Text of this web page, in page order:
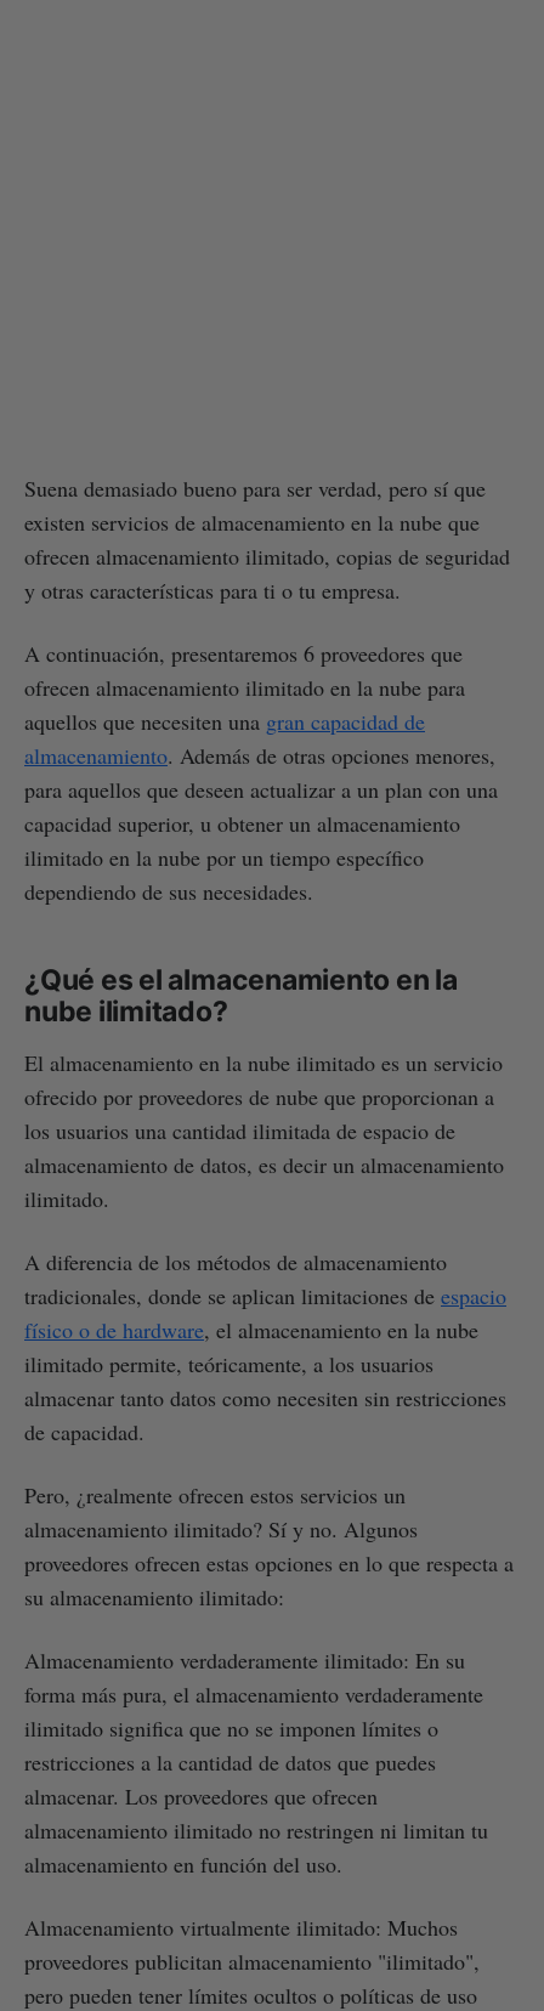
Suena demasiado bueno para ser verdad, pero sí que
existen servicios de almacenamiento en la nube que
ofrecen almacenamiento ilimitado, copias de seguridad
y otras características para ti o tu empresa.
A continuación, presentaremos 6 proveedores que
ofrecen almacenamiento ilimitado en la nube para
aquellos que necesiten una gran capacidad de
almacenamiento. Además de otras opciones menores,
para aquellos que deseen actualizar a un plan con una
capacidad superior, u obtener un almacenamiento
ilimitado en la nube por un tiempo específico
dependiendo de sus necesidades.
¿Qué es el almacenamiento en la
nube ilimitado?
El almacenamiento en la nube ilimitado es un servicio
ofrecido por proveedores de nube que proporcionan a
los usuarios una cantidad ilimitada de espacio de
almacenamiento de datos, es decir un almacenamiento
ilimitado.
A diferencia de los métodos de almacenamiento
tradicionales, donde se aplican limitaciones de espacio
físico o de hardware, el almacenamiento en la nube
ilimitado permite, teóricamente, a los usuarios
almacenar tanto datos como necesiten sin restricciones
de capacidad.
Pero, ¿realmente ofrecen estos servicios un
almacenamiento ilimitado? Sí y no. Algunos
proveedores ofrecen estas opciones en lo que respecta a
su almacenamiento ilimitado:
Almacenamiento verdaderamente ilimitado: En su
forma más pura, el almacenamiento verdaderamente
ilimitado significa que no se imponen límites o
restricciones a la cantidad de datos que puedes
almacenar. Los proveedores que ofrecen
almacenamiento ilimitado no restringen ni limitan tu
almacenamiento en función del uso.
Almacenamiento virtualmente ilimitado: Muchos
proveedores publicitan almacenamiento "ilimitado",
pero pueden tener límites ocultos o políticas de uso